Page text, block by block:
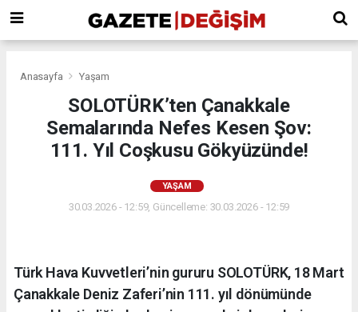
Anasayfa Yaşam
SOLOTÜRK’ten Çanakkale
Semalarında Nefes Kesen Şov:
111. Yıl Coşkusu Gökyüzünde!
YAŞAM
30.03.2026 - 12:59, Güncelleme: 30.03.2026 - 12:59
Türk Hava Kuvvetleri’nin gururu SOLOTÜRK, 18 Mart
Çanakkale Deniz Zaferi’nin 111. yıl dönümünde